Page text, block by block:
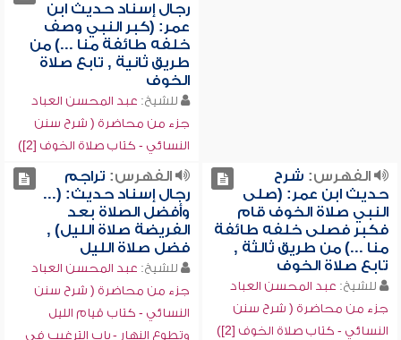
رجال إسناد حديث ابن
عمر: (كبر النبي وصف
خلفه طائفة منا ...) من
طريق ثانية , تابع صلاة
الخوف
للشيخ: عبد المحسن العباد
جزء من محاضرة ( شرح سنن
النسائي - كتاب صلاة الخوف [2])
الفهرس: شرح
حديث ابن عمر: (صلى
النبي صلاة الخوف قام
فكبر فصلى خلفه طائفة
منا ...) من طريق ثالثة ,
تابع صلاة الخوف
للشيخ: عبد المحسن العباد
جزء من محاضرة ( شرح سنن
النسائي - كتاب صلاة الخوف [2])
الفهرس: تراجم
رجال إسناد حديث: (...
وأفضل الصلاة بعد
الفريضة صلاة الليل) ,
فضل صلاة الليل
للشيخ: عبد المحسن العباد
جزء من محاضرة ( شرح سنن
النسائي - كتاب قيام الليل
وتطوع النهار - باب الترغيب في